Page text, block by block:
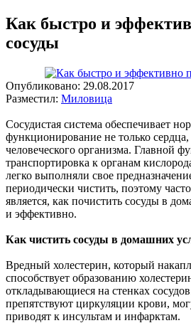
Как быстро и
сосуды
Опубликовано: 29.08.2017
Разместил: Миловица
Сосудистая система обеспечивает
функционирование не только
человеческого организма. Главной
транспортировка к органам
легко выполняли свое
периодически чистить, поэтому
является, как почистить сосуды в
и эффективно.
Как чистить сосуды в домашних
Вредный холестерин, который
способствует образованию
откладывающиеся на стенках
препятствуют циркуляции крови,
приводят к инсультам и инфарктам.